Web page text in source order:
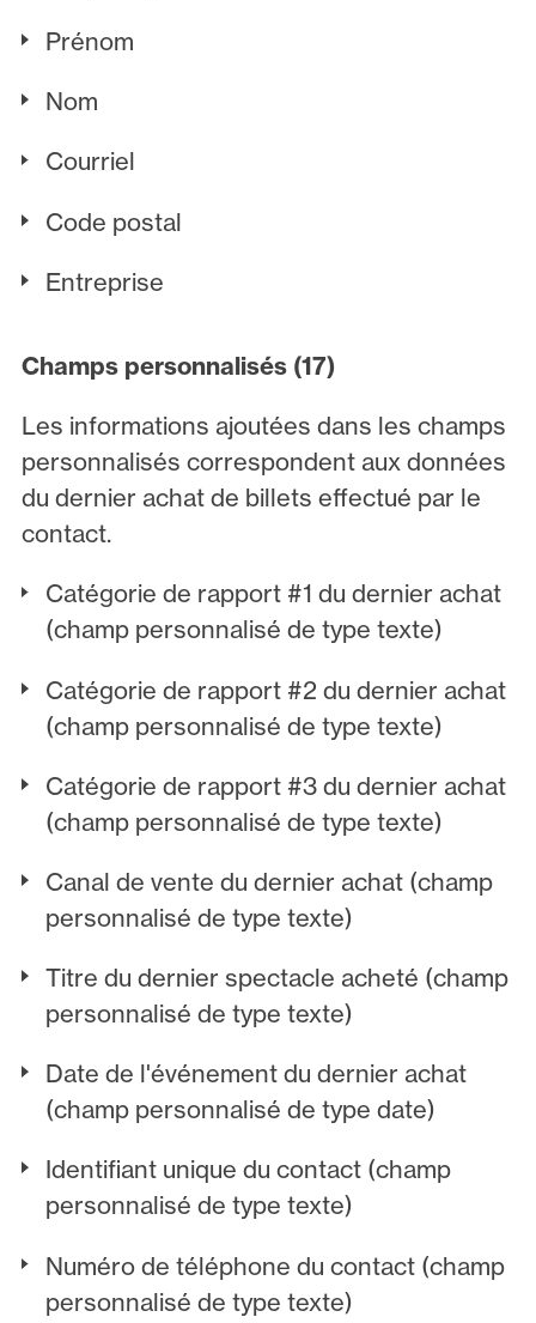
Prénom
Nom
Courriel
Code postal
Entreprise
Champs personnalisés (17)
Les informations ajoutées dans les champs
personnalisés correspondent aux données
du dernier achat de billets effectué par le
contact.
Catégorie de rapport #1 du dernier achat
(champ personnalisé de type texte)
Catégorie de rapport #2 du dernier achat
(champ personnalisé de type texte)
Catégorie de rapport #3 du dernier achat
(champ personnalisé de type texte)
Canal de vente du dernier achat (champ
personnalisé de type texte)
Titre du dernier spectacle acheté (champ
personnalisé de type texte)
Date de l'événement du dernier achat
(champ personnalisé de type date)
Identifiant unique du contact (champ
personnalisé de type texte)
Numéro de téléphone du contact (champ
personnalisé de type texte)